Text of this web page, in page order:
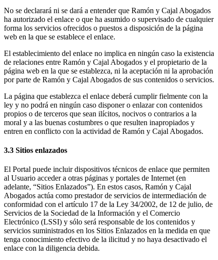
No se declarará ni se dará a entender que Ramón y Cajal Abogados
ha autorizado el enlace o que ha asumido o supervisado de cualquier
forma los servicios ofrecidos o puestos a disposición de la página
web en la que se establece el enlace.
El establecimiento del enlace no implica en ningún caso la existencia
de relaciones entre Ramón y Cajal Abogados y el propietario de la
página web en la que se establezca, ni la aceptación ni la aprobación
por parte de Ramón y Cajal Abogados de sus contenidos o servicios.
La página que establezca el enlace deberá cumplir fielmente con la
ley y no podrá en ningún caso disponer o enlazar con contenidos
propios o de terceros que sean ilícitos, nocivos o contrarios a la
moral y a las buenas costumbres o que resulten inapropiados y
entren en conflicto con la actividad de Ramón y Cajal Abogados.
3.3 Sitios enlazados
El Portal puede incluir dispositivos técnicos de enlace que permiten
al Usuario acceder a otras páginas y portales de Internet (en
adelante, “Sitios Enlazados”). En estos casos, Ramón y Cajal
Abogados actúa como prestador de servicios de intermediación de
conformidad con el artículo 17 de la Ley 34/2002, de 12 de julio, de
Servicios de la Sociedad de la Información y el Comercio
Electrónico (LSSI) y sólo será responsable de los contenidos y
servicios suministrados en los Sitios Enlazados en la medida en que
tenga conocimiento efectivo de la ilicitud y no haya desactivado el
enlace con la diligencia debida.